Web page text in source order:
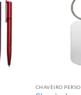
CHAVEIRO